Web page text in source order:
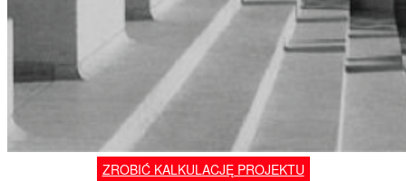
ZROBIĆ KALKULACJĘ PROJEKTU